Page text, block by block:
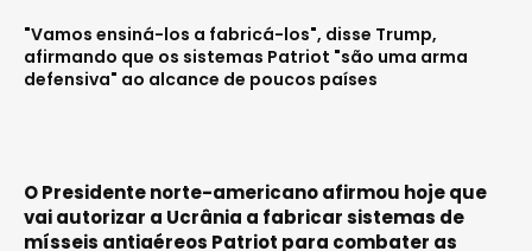
"Vamos ensiná-los a fabricá-los", disse Trump,
afirmando que os sistemas Patriot "são uma arma
defensiva" ao alcance de poucos países
O Presidente norte-americano afirmou hoje que
vai autorizar a Ucrânia a fabricar sistemas de
mísseis antiaéreos Patriot para combater as